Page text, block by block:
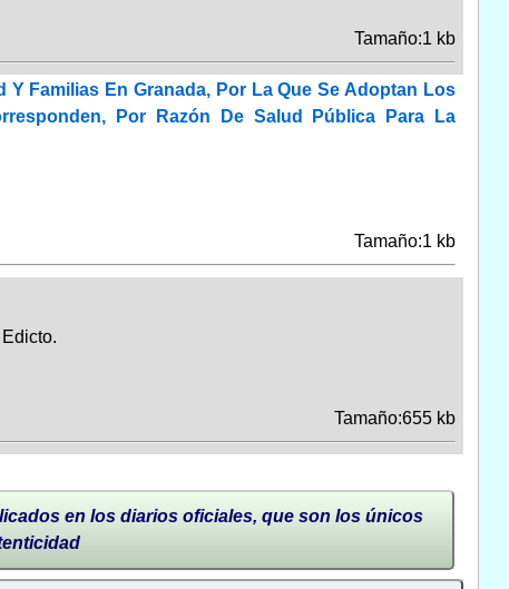
Tamaño:1 kb
Familias En Granada, Por La Que Se Adoptan Los
Por Razón De Salud Pública Para La
Tamaño:1 kb
Edicto.
Tamaño:655 kb
en los diarios oficiales, que son los únicos